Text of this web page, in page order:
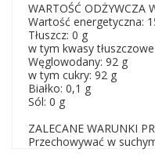
WARTOŚĆ ODŻYWCZA
Wartość energetyczna:
Tłuszcz: 0 g
w tym kwasy
Węglowodany: 92 g
w tym cukry: 92 g
Białko: 0,1 g
Sól: 0 g
ZALECANE WARUNKI
Przechowywać w